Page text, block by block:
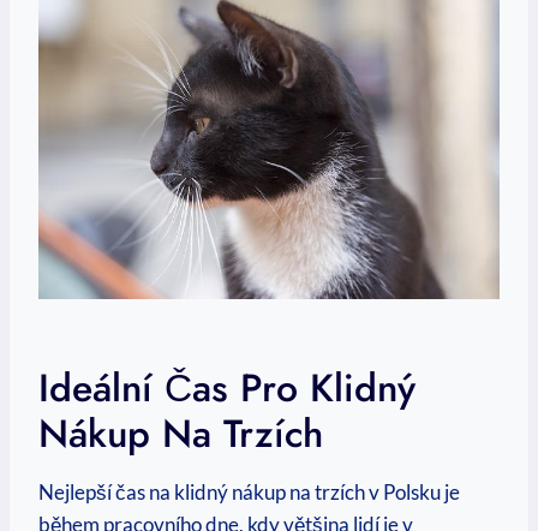
Ideální Čas Pro Klidný
Nákup Na Trzích
Nejlepší čas na klidný nákup na trzích v Polsku je
během pracovního dne, kdy většina lidí je v